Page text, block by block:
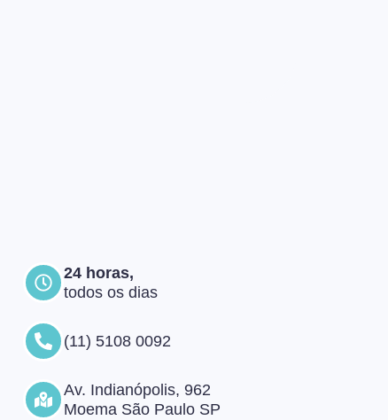
24 horas,
todos os dias
(11) 5108 0092
Av. Indianópolis, 962
Moema São Paulo SP